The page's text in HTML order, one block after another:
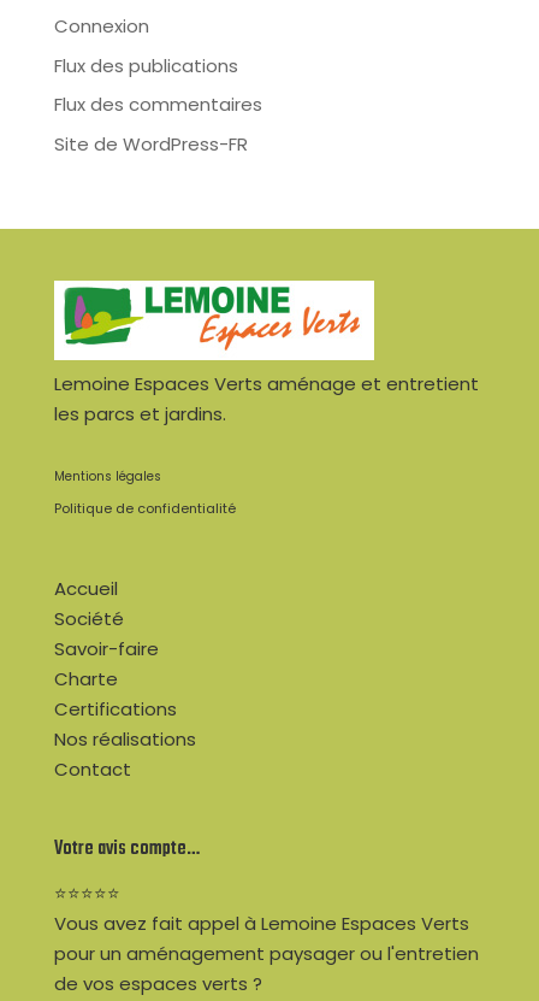
Connexion
Flux des publications
Flux des commentaires
Site de WordPress-FR
Lemoine Espaces Verts aménage et entretient
les parcs et jardins.
Mentions légales
Politique de confidentialité
Accueil
Société
Savoir-faire
Charte
Certifications
Nos réalisations
Contact
Votre avis compte…
⭐⭐⭐⭐⭐
Vous avez fait appel à Lemoine Espaces Verts
pour un aménagement paysager ou l'entretien
de vos espaces verts ?